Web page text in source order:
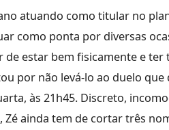
atuando como titular no
como ponta por diversas
de estar bem fisicamente e
por não levá-lo ao duelo
às 21h45. Discreto,
Zé ainda tem de cortar três